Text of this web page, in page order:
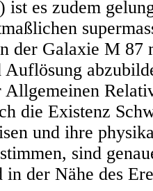
es zudem
der Galaxie M 87
Allgemeinen
die Existenz
und ihre
sind
in der Nähe des